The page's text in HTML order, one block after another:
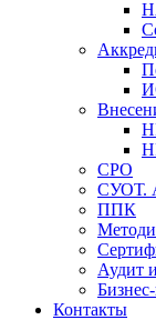
СРО
СУОТ.
ППК
Аудит
Контакты